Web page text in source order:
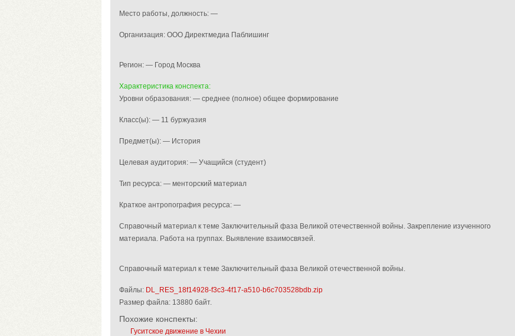
Место работы, должность: —
Организация: ООО Директмедиа Паблишинг
Регион: — Город Москва
Характеристика конспекта:
Уровни образования: — среднее (полное) общее формирование
Класс(ы): — 11 буржуазия
Предмет(ы): — История
Целевая аудитория: — Учащийся (студент)
Тип ресурса: — менторский материал
Краткое антропография ресурса: —
Справочный материал к теме Заключительный фаза Великой отечественной войны. Закрепление изученного
материала. Работа на группах. Выявление взаимосвязей.
Справочный материал к теме Заключительный фаза Великой отечественной войны.
Файлы: DL_RES_18f14928-f3c3-4f17-a510-b6c703528bdb.zip
Размер файла: 13880 байт.
Похожие конспекты:
Гуситское движение в Чехии